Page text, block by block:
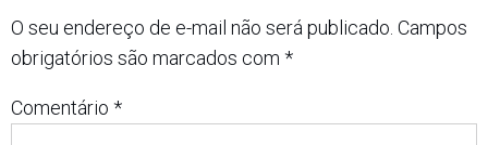
O seu endereço de e-mail não será publicado. Campos
obrigatórios são marcados com *
Comentário *